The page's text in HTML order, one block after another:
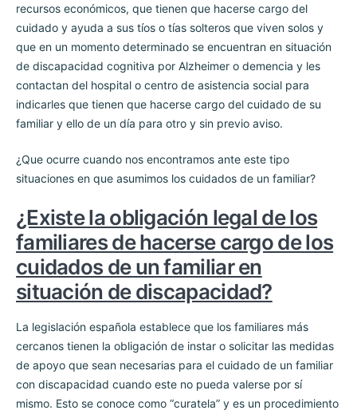
recursos económicos, que tienen que hacerse cargo del
cuidado y ayuda a sus tíos o tías solteros que viven solos y
que en un momento determinado se encuentran en situación
de discapacidad cognitiva por Alzheimer o demencia y les
contactan del hospital o centro de asistencia social para
indicarles que tienen que hacerse cargo del cuidado de su
familiar y ello de un día para otro y sin previo aviso.
¿Que ocurre cuando nos encontramos ante este tipo
situaciones en que asumimos los cuidados de un familiar?
¿Existe la obligación legal de los
familiares de hacerse cargo de los
cuidados de un familiar en
situación de discapacidad?
La legislación española establece que los familiares más
cercanos tienen la obligación de instar o solicitar las medidas
de apoyo que sean necesarias para el cuidado de un familiar
con discapacidad cuando este no pueda valerse por sí
mismo. Esto se conoce como “curatela” y es un procedimiento